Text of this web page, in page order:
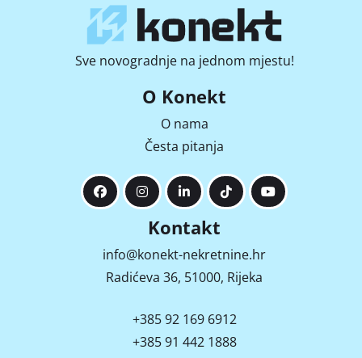
Sve novogradnje na jednom mjestu!
O Konekt
O nama
Česta pitanja
Kontakt
info@konekt-nekretnine.hr
Radićeva 36, 51000, Rijeka
+385 92 169 6912
+385 91 442 1888